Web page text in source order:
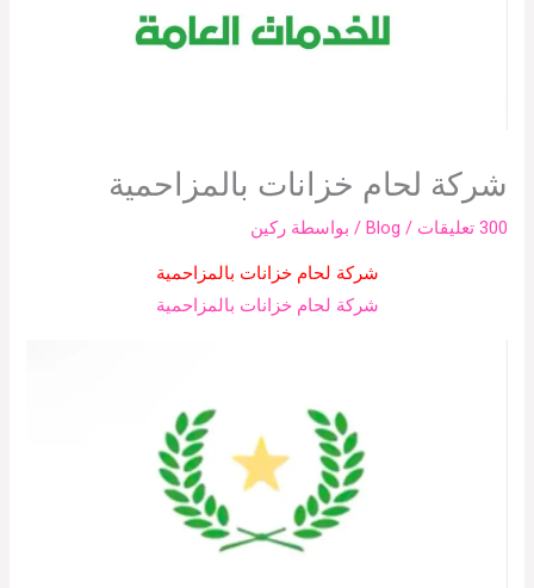
شركة لحام خزانات بالمزاحمية
300 تعليقات /
Blog / بواسطة ركين
شركة لحام خزانات بالمزاحمية
شركة لحام خزانات بالمزاحمية